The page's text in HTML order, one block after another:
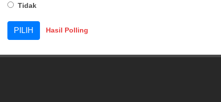
Tidak
Hasil Polling